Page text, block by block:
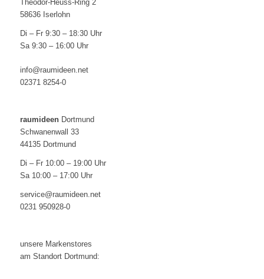
Theodor-Heuss-Ring 2
58636 Iserlohn
Di – Fr 9:30 – 18:30 Uhr
Sa 9:30 – 16:00 Uhr
info@raumideen.net
02371 8254-0
raumideen Dortmund
Schwanenwall 33
44135 Dortmund
Di – Fr 10:00 – 19:00 Uhr
Sa 10:00 – 17:00 Uhr
service@raumideen.net
0231 950928-0
unsere Markenstores
am Standort Dortmund: